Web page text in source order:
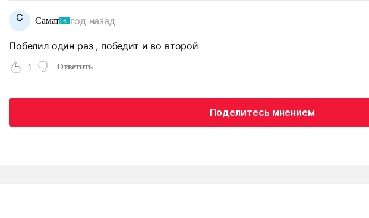
С Самат год назад
Побелил один раз , победит и во второй
1
Ответить
Поделитесь мнением